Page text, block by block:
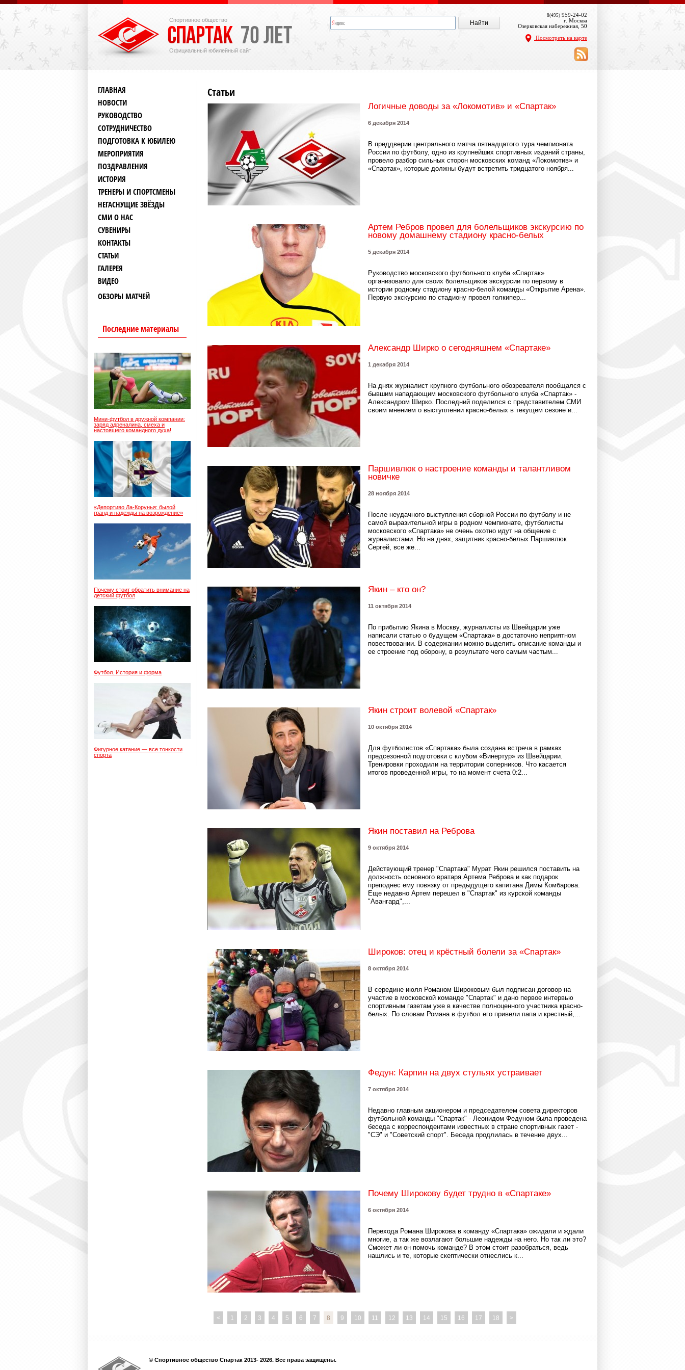
Спортивное общество
Официальный юбилейный сайт
8(495) 959-24-02
г. Москва
Озерковская набережная, 50
Посмотреть на карте
ГЛАВНАЯ
НОВОСТИ
РУКОВОДСТВО
СОТРУДНИЧЕСТВО
ПОДГОТОВКА К ЮБИЛЕЮ
МЕРОПРИЯТИЯ
ПОЗДРАВЛЕНИЯ
ИСТОРИЯ
ТРЕНЕРЫ И СПОРТСМЕНЫ
НЕГАСНУЩИЕ ЗВЁЗДЫ
СМИ О НАС
СУВЕНИРЫ
КОНТАКТЫ
СТАТЬИ
ГАЛЕРЕЯ
ВИДЕО
ОБЗОРЫ МАТЧЕЙ
Последние материалы
Мини-футбол в дружной компании:
заряд адреналина, смеха и
настоящего командного духа!
«Депортиво Ла-Корунья: былой
гранд и надежды на возрождение»
Почему стоит обратить внимание на
детский футбол
Футбол. История и форма
Фигурное катание — все тонкости
спорта
Статьи
Логичные доводы за «Локомотив» и «Спартак»
6 декабря 2014
В преддверии центрального матча пятнадцатого тура чемпионата
России по футболу, одно из крупнейших спортивных изданий страны,
провело разбор сильных сторон московских команд «Локомотив» и
«Спартак», которые должны будут встретить тридцатого ноября...
Артем Ребров провел для болельщиков экскурсию по
новому домашнему стадиону красно-белых
5 декабря 2014
Руководство московского футбольного клуба «Спартак»
организовало для своих болельщиков экскурсии по первому в
истории родному стадиону красно-белой команды «Открытие Арена».
Первую экскурсию по стадиону провел голкипер...
Александр Ширко о сегодняшнем «Спартаке»
1 декабря 2014
На днях журналист крупного футбольного обозревателя пообщался с
бывшим нападающим московского футбольного клуба «Спартак» -
Александром Ширко. Последний поделился с представителем СМИ
своим мнением о выступлении красно-белых в текущем сезоне и...
Паршивлюк о настроение команды и талантливом
новичке
28 ноября 2014
После неудачного выступления сборной России по футболу и не
самой выразительной игры в родном чемпионате, футболисты
московского «Спартака» не очень охотно идут на общение с
журналистами. Но на днях, защитник красно-белых Паршивлюк
Сергей, все же...
Якин – кто он?
11 октября 2014
По прибытию Якина в Москву, журналисты из Швейцарии уже
написали статью о будущем «Спартака» в достаточно неприятном
повествовании. В содержании можно выделить описание команды и
ее строение под оборону, в результате чего самым частым...
Якин строит волевой «Спартак»
10 октября 2014
Для футболистов «Спартака» была создана встреча в рамках
предсезонной подготовки с клубом «Винертур» из Швейцарии.
Тренировки проходили на территории соперников. Что касается
итогов проведенной игры, то на момент счета 0:2...
Якин поставил на Реброва
9 октября 2014
Действующий тренер "Спартака" Мурат Якин решился поставить на
должность основного вратаря Артема Реброва и как подарок
преподнес ему повязку от предыдущего капитана Димы Комбарова.
Еще недавно Артем перешел в "Спартак" из курской команды
"Авангард",...
Широков: отец и крёстный болели за «Спартак»
8 октября 2014
В середине июля Романом Широковым был подписан договор на
участие в московской команде "Спартак" и дано первое интервью
спортивным газетам уже в качестве полноценного участника красно-
белых. По словам Романа в футбол его привели папа и крестный,...
Федун: Карпин на двух стульях устраивает
7 октября 2014
Недавно главным акционером и председателем совета директоров
футбольной команды "Спартак" - Леонидом Федуном была проведена
беседа с корреспондентами известных в стране спортивных газет -
"СЭ" и "Советский спорт". Беседа продлилась в течение двух...
Почему Широкову будет трудно в «Спартаке»
6 октября 2014
Перехода Романа Широкова в команду «Спартака» ожидали и ждали
многие, а так же возлагают большие надежды на него. Но так ли это?
Сможет ли он помочь команде? В этом стоит разобраться, ведь
нашлись и те, которые скептически отнеслись к...
< 1 2 3 4 5 6 7 8 9 10 11 12 13 14 15 16 17 18 >
© Спортивное общество Спартак 2013- 2026. Все права защищены.